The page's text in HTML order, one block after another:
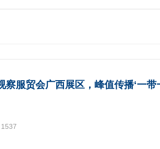
察服贸会广西展区，峰值传播‘一
1537